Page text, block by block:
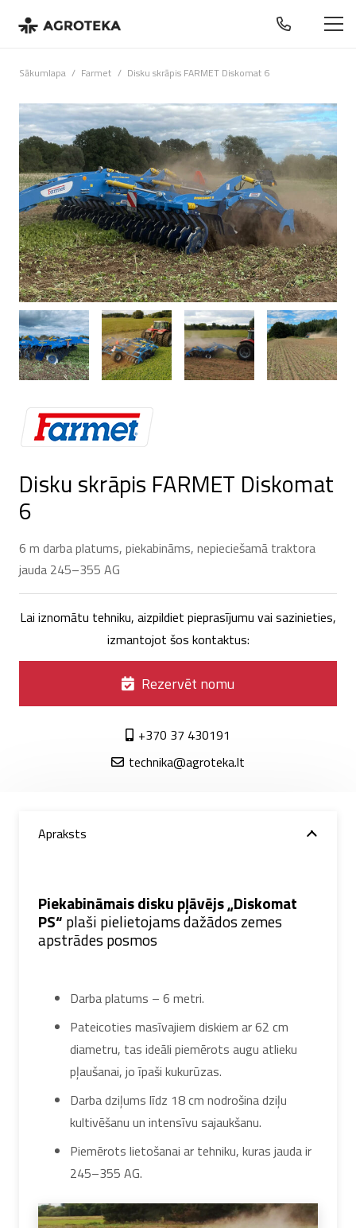
Sākumlapa / Farmet / Disku skrāpis FARMET Diskomat 6
Disku skrāpis FARMET Diskomat
6
6 m darba platums, piekabināms, nepieciešamā traktora
jauda 245–355 AG
Lai iznomātu tehniku, aizpildiet pieprasījumu vai sazinieties,
izmantojot šos kontaktus:
Rezervēt nomu
+370 37 430191
technika@agroteka.lt
Apraksts
Piekabināmais disku pļāvējs „Diskomat
PS“ plaši pielietojams dažādos zemes
apstrādes posmos
Darba platums – 6 metri.
Pateicoties masīvajiem diskiem ar 62 cm
diametru, tas ideāli piemērots augu atlieku
pļaušanai, jo īpaši kukurūzas.
Darba dziļums līdz 18 cm nodrošina dziļu
kultivēšanu un intensīvu sajaukšanu.
Piemērots lietošanai ar tehniku, kuras jauda ir
245–355 AG.